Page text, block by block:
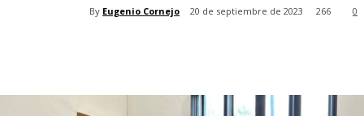
By Eugenio Cornejo 20 de septiembre de 2023 0
266